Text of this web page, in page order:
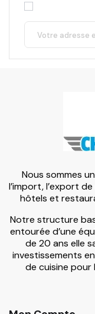
Nous sommes
l’import, l’export
hôtels et
Notre structure
entourée d’une
de 20 ans elle
investissements
de cuisine pour